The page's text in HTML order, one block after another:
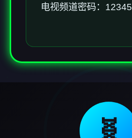
电视频道密码：12345
🧬